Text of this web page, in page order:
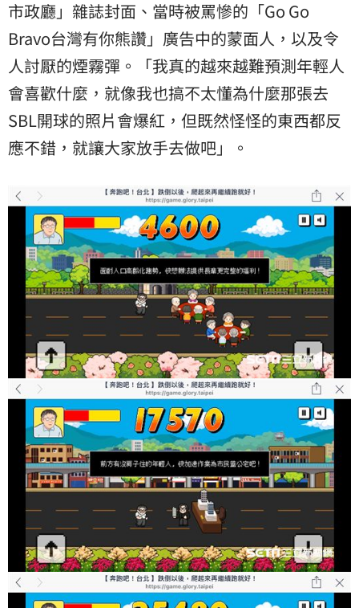
市政廳」雜誌封面、當時被罵慘的「Go Go
Bravo台灣有你熊讚」廣告中的蒙面人，以及令
人討厭的煙霧彈。「我真的越來越難預測年輕人
會喜歡什麼，就像我也搞不太懂為什麼那張去
SBL開球的照片會爆紅，但既然怪怪的東西都反
應不錯，就讓大家放手去做吧」。